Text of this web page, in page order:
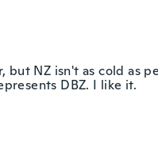
NZ isn't as cold as
DBZ. I like it.